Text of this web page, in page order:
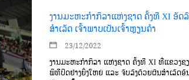
ງານມະຫະກຳກິລາແຫ່ງຊາດ ຄັ້ງທີ XI ອັດ
ສໍາເລັດ ເຈົ້າພາບເປັນເຈົ້າຫຼຽນຄໍາ
23/12/2022
ງານມະຫະກຳກິລາ ແຫ່ງຊາດ ຄັ້ງທີ XI ທີ່ແຂວງຊ
ພິທີປິດຢ່າງຍິ່ງໃຫຍ່ ແລະ ຈົບລົງດ້ວຍຜົນສໍາເລັດ